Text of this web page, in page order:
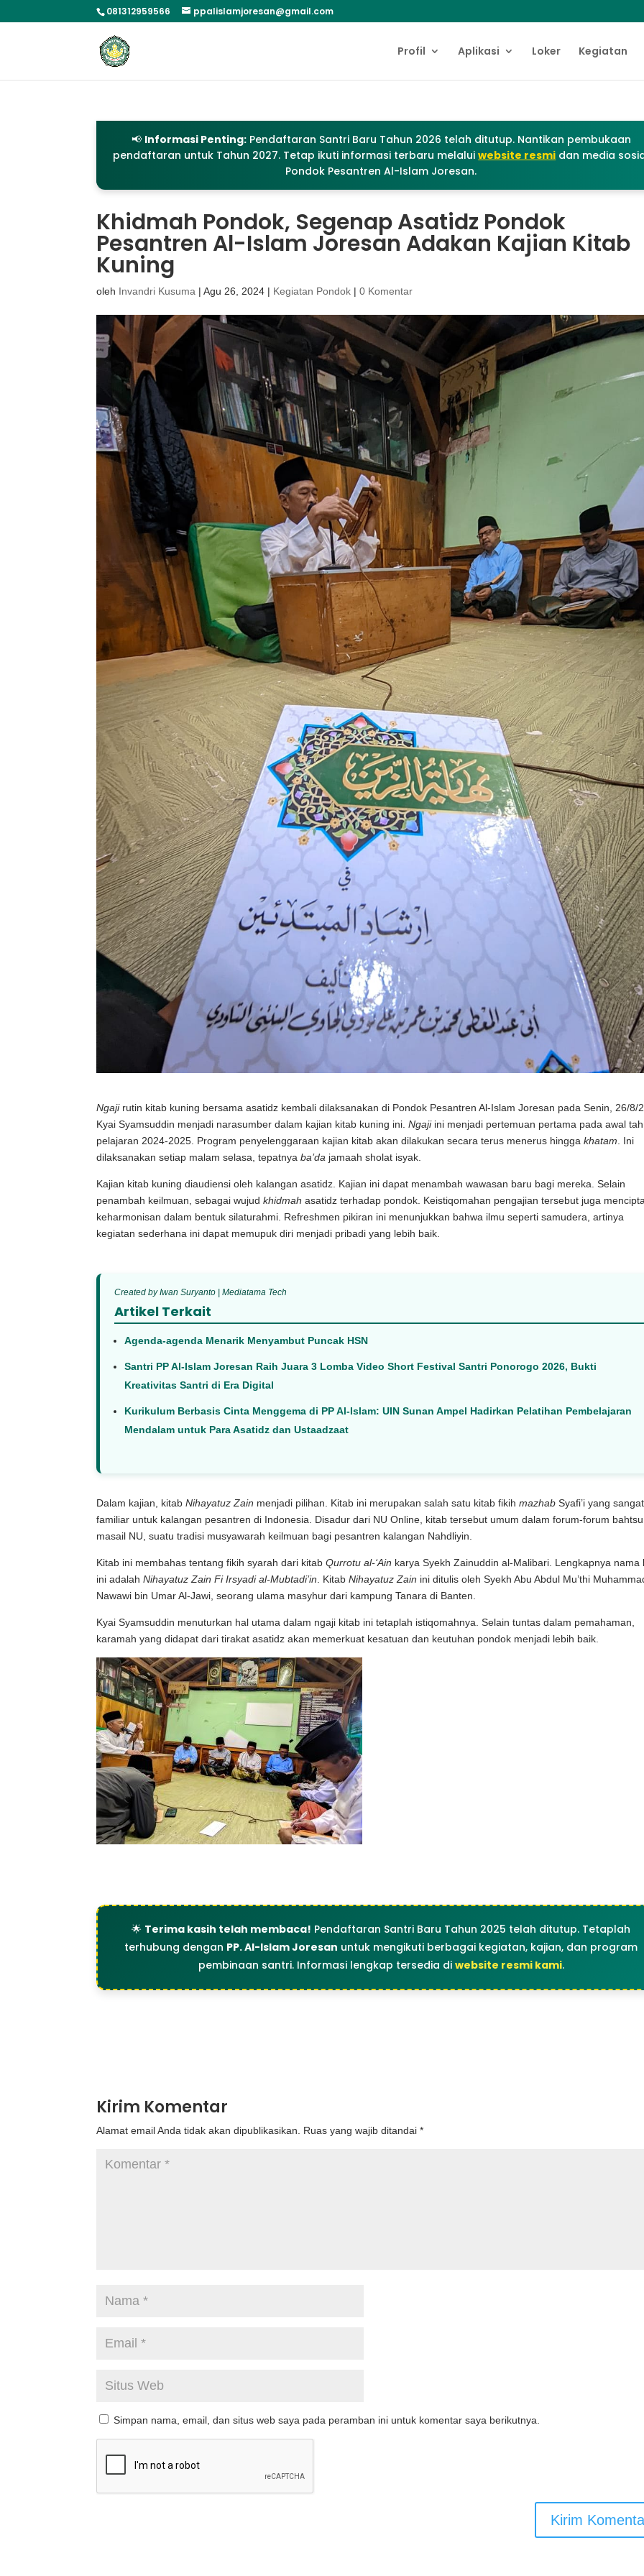
081312959566 ppalislamjoresan@gmail.com
Profil Aplikasi Loker Kegiatan
📢 Informasi Penting:Pendaftaran Santri Baru Tahun 2026 telah ditutup. Nantikan pembukaan
pendaftaran untuk Tahun 2027. Tetap ikuti informasi terbaru melaluiwebsite resmi dan media
Pondok Pesantren Al-Islam Joresan.
Khidmah Pondok, Segenap Asatidz Pondok
Pesantren Al-Islam Joresan Adakan Kajian Kitab
Kuning
oleh Invandri Kusuma |Agu 26, 2024 | Kegiatan Pondok |0 Komentar
Ngajirutin kitab kuning bersama asatidz kembali dilaksanakan di Pondok Pesantren Al-Islam Joresan pada Senin, 26/8/
Kyai Syamsuddin menjadi narasumber dalam kajian kitab kuning ini.Ngajiini menjadi pertemuan pertama pada awal
pelajaran 2024-2025. Program penyelenggaraan kajian kitab akan dilakukan secara terus menerus hinggakhatam . Ini
dilaksanakan setiap malam selasa, tepatnyaba’da jamaah sholat isyak.
Kajian kitab kuning diaudiensi oleh kalangan asatidz. Kajian ini dapat menambah wawasan baru bagi mereka. Selain
penambah keilmuan, sebagai wujudkhidmah asatidz terhadap pondok. Keistiqomahan pengajian tersebut juga
keharmonisan dalam bentuk silaturahmi. Refreshmen pikiran ini menunjukkan bahwa ilmu seperti samudera, artinya
kegiatan sederhana ini dapat memupuk diri menjadi pribadi yang lebih baik.
Created by Iwan Suryanto | Mediatama Tech
Artikel Terkait
Agenda-agenda Menarik Menyambut Puncak HSN
Santri PP Al-Islam Joresan Raih Juara 3 Lomba Video Short Festival Santri Ponorogo 2026, Bukti
Kreativitas Santri di Era Digital
Kurikulum Berbasis Cinta Menggema di PP Al-Islam: UIN Sunan Ampel Hadirkan Pelatihan Pembelajaran
Mendalam untuk Para Asatidz dan Ustaadzaat
Dalam kajian, kitabNihayatuz Zain menjadi pilihan. Kitab ini merupakan salah satu kitab fikihmazhab Syafi’i yang sangat
familiar untuk kalangan pesantren di Indonesia. Disadur dari NU Online, kitab tersebut umum dalam forum-forum
masail NU, suatu tradisi musyawarah keilmuan bagi pesantren kalangan Nahdliyin.
Kitab ini membahas tentang fikih syarah dari kitabQurrotu al-‘Ain karya Syekh Zainuddin al-Malibari. Lengkapnya nama
ini adalahNihayatuz Zain Fi Irsyadi al-Mubtadi’in . KitabNihayatuz Zain ini ditulis oleh Syekh Abu Abdul Mu’thi
Nawawi bin Umar Al-Jawi, seorang ulama masyhur dari kampung Tanara di Banten.
Kyai Syamsuddin menuturkan hal utama dalam ngaji kitab ini tetaplah istiqomahnya. Selain tuntas dalam pemahaman,
karamah yang didapat dari tirakat asatidz akan memerkuat kesatuan dan keutuhan pondok menjadi lebih baik.
🌟 Terima kasih telah membaca! Pendaftaran Santri Baru Tahun 2025 telah ditutup. Tetaplah
terhubung dengan PP. Al-Islam Joresan untuk mengikuti berbagai kegiatan, kajian, dan program
pembinaan santri. Informasi lengkap tersedia di website resmi kami.
Kirim Komentar
Alamat email Anda tidak akan dipublikasikan. Ruas yang wajib ditandai*
Simpan nama, email, dan situs web saya pada peramban ini untuk komentar saya berikutnya.